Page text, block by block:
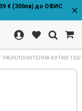
€ (300лв) до ОФИС
РАЗКЛОНИТЕЛНА КУТИЯ 150/